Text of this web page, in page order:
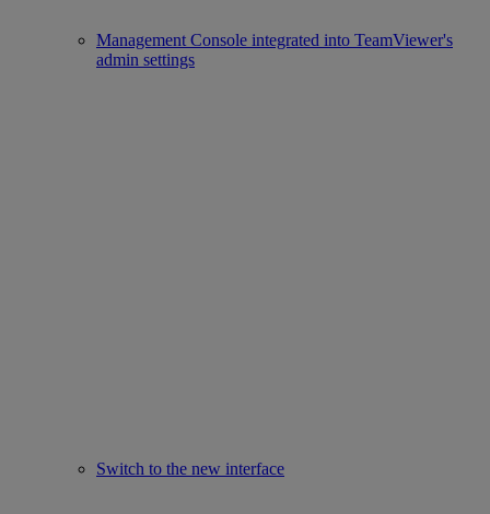
Management Console integrated into TeamViewer's
admin settings
Switch to the new interface